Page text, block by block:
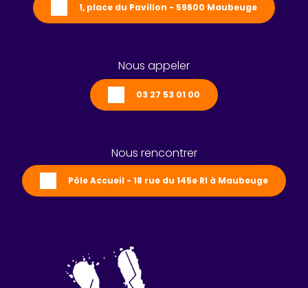
1, place du Pavillon - 59600 Maubeuge
Nous appeler
03 27 53 01 00
Nous rencontrer
Pôle Accueil - 18 rue du 145e RI à Maubeuge